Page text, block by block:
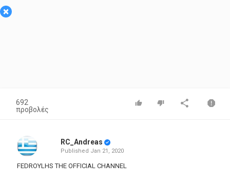
×
692
προβολές
RC_Andreas
Published Jan 21, 2020
FEDROYLHS THE OFFICIAL CHANNEL